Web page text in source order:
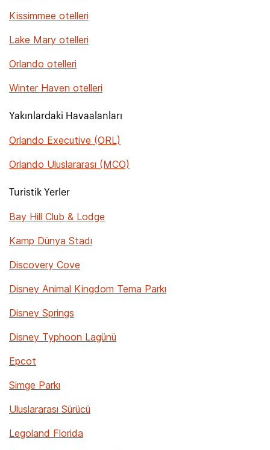
Kissimmee otelleri
Lake Mary otelleri
Orlando otelleri
Winter Haven otelleri
Yakınlardaki Havaalanları
Orlando Executive (ORL)
Orlando Uluslararası (MCO)
Turistik Yerler
Bay Hill Club & Lodge
Kamp Dünya Stadı
Discovery Cove
Disney Animal Kingdom Tema Parkı
Disney Springs
Disney Typhoon Lagünü
Epcot
Simge Parkı
Uluslararası Sürücü
Legoland Florida